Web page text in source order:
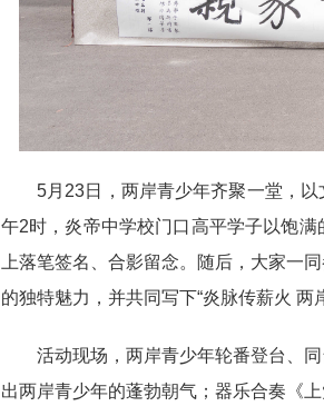
5月23日，两岸青少年齐聚一堂，以
午2时，炎帝中学校门口高平学子以饱
上落笔签名、合影留念。随后，大家一
的独特魅力，并共同写下“炎脉传薪火 两
活动现场，两岸青少年轮番登台、同
出两岸青少年的蓬勃朝气；器乐合奏《